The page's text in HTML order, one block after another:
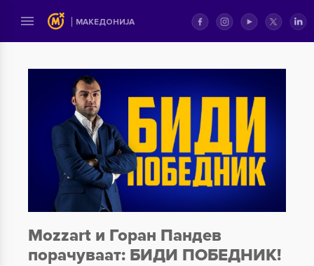
MАКЕДОНИЈА
Mozzart и Горан Пандев
порачуваат: БИДИ ПОБЕДНИК!